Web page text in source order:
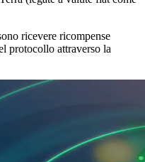
ricevere ricompense
protocollo attraverso la